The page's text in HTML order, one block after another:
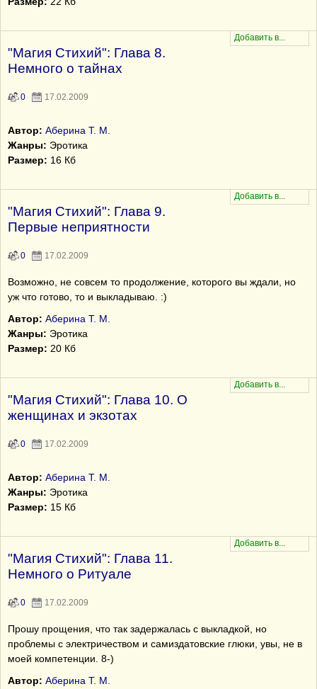
"Магия Стихий": Глава 8.
Немного о тайнах
0 17.02.2009
Автор: Аберина Т. М.
Жанры: Эротика
Размер: 16 Кб
"Магия Стихий": Глава 9.
Первые неприятности
0 17.02.2009
Возможно, не совсем то продолжение, которого вы ждали, но
уж что готово, то и выкладываю. :)
Автор: Аберина Т. М.
Жанры: Эротика
Размер: 20 Кб
"Магия Стихий": Глава 10. О
женщинах и экзотах
0 17.02.2009
Автор: Аберина Т. М.
Жанры: Эротика
Размер: 15 Кб
"Магия Стихий": Глава 11.
Немного о Ритуале
0 17.02.2009
Прошу прощения, что так задержалась с выкладкой, но
проблемы с электричеством и самиздатовские глюки, увы, не в
моей компетенции. 8-)
Автор: Аберина Т. М.